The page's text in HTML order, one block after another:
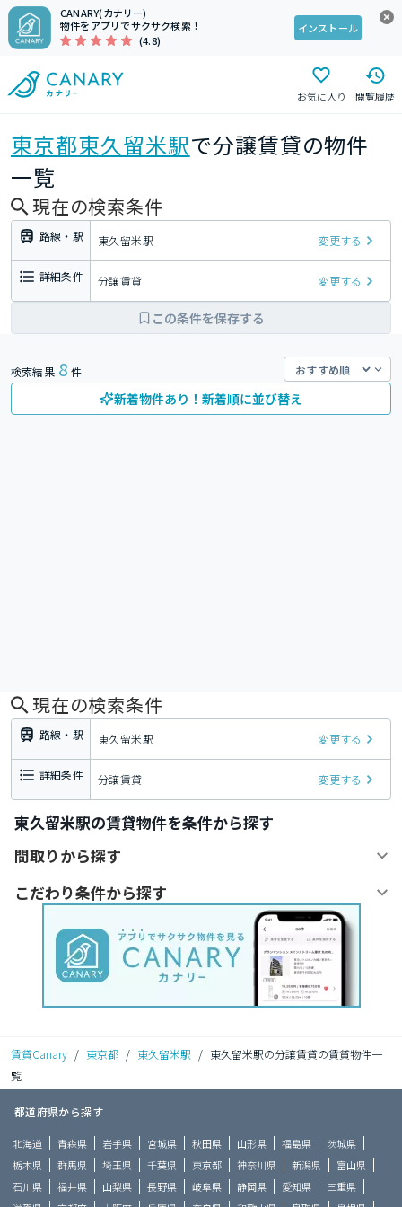
CANARY(カナリー)
物件をアプリでサクサク検索！
(4.8)
インストール
お気に入り 閲覧履歴
東京都東久留米駅で分譲賃貸の物件
一覧
現在の検索条件
路線・駅 東久留米駅 変更する
詳細条件 分譲賃貸 変更する
この条件を保存する
検索結果 8 件
新着物件あり！新着順に並び替え
現在の検索条件
路線・駅 東久留米駅 変更する
詳細条件 分譲賃貸 変更する
東久留米駅の賃貸物件を条件から探す
間取りから探す
こだわり条件から探す
賃貸Canary / 東京都 / 東久留米駅 / 東久留米駅の分譲賃貸の賃貸物件一
覧
都道府県から探す
北海道 青森県 岩手県 宮城県 秋田県 山形県 福島県
茨城県
栃木県
群馬県 埼玉県 千葉県 東京都 神奈川県 新潟県
富山県
石川県
福井県 山梨県 長野県 岐阜県 静岡県 愛知県
三重県